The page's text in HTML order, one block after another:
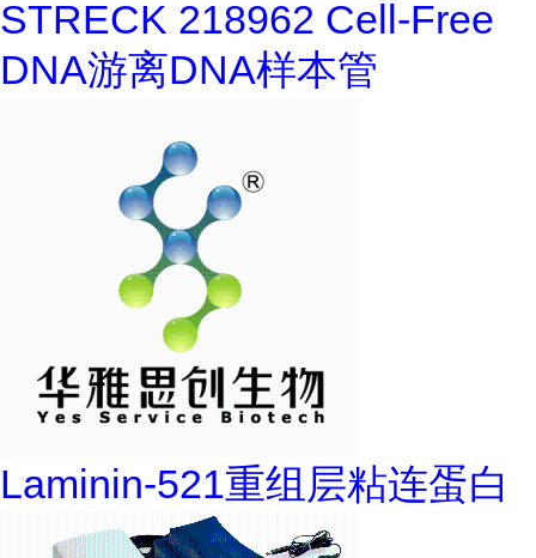
STRECK 218962 Cell-Free
DNA游离DNA样本管
Laminin-521重组层粘连蛋白